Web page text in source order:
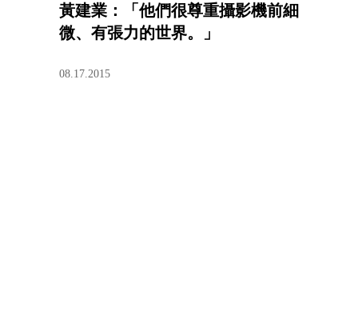
黃建業：「他們很尊重攝影機前細
微、有張力的世界。」
08.17.2015